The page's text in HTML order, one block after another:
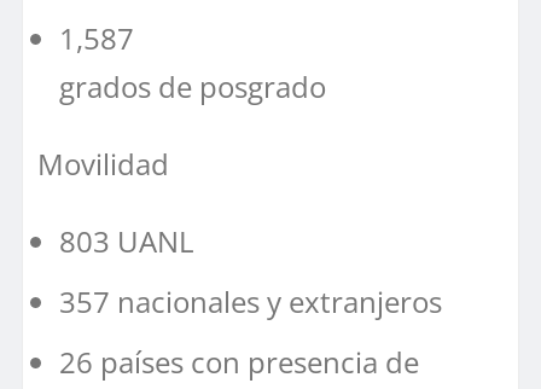
1,587
grados de posgrado
Movilidad
803 UANL
357 nacionales y extranjeros
26 países con presencia de